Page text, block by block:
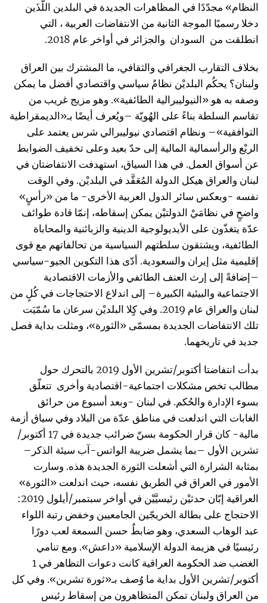
النظام» مجدّدًا في المظاهرات الجديدة في البلدين اللّذَين
دخلا رسميًا الموجة الثانية من الانتفاضات العربية ، التي
انطلقت من السودان والجزائر في أواخر عام 2018.
بخلاف التقارب الجغرافي والثقافي، ما المشترك بين العراق
ولبنان؟ يحكُم البلديْن نظامٌ سياسي واقتصادي أفضل ما يمكن
وصفه به هو «النيوليبرالية الطائفية». وهو مزيج غريب من
تقاسم السلطة بناءً على الهُويّة –ويُعرف أيضًا بـ«الديمقراطية
التوافقية»– ونظام اقتصادي نيوليبرالي شرس يعتمد على
الريْع والرأسمالية المالية إلى حدّ بعيد وعلى تخفيف الضوابط
عن أسواق العمل. في هذا السياق، استهدفت الانتفاضتان في
لبنان والعراق هيكل الدولة المُعَقَّد في البلديْن. وفي الوقت
نفسه -وبعكس سائر الدول العربية الأخرى- ما من «رأسٍ»
واضحٍ في نظامَيْ الدولتيْن يمكن إسقاطه، إنمّا قادة طوائف
عدّة يتغذّون على الأيديولوجية الدينية والزبائنية والمحاباة
الطائفية، ويشتقون سلطتهم السياسية من تحالفاتهم مع قوى
إقليمية مثل إيران والسعودية. أدّى هذا التكوين الجيو-سياسي
–إضافةً إلى إرث العنف الطائفي والأزمات الاقتصادية
الاجتماعية والبيئية الكبيرة– إلى اندلاع الاحتجاجات في كُلٍ من
لبنان والعراق عام 2019. وفي كٍلا البلديْن سرعان ما سُمّيَت
تلك الانتفاضات الجديدة بمسمّى «الثورة»، ومثلت بداية فصل
جديد في تاريخهما.
بدأت انتفاضتا أكتوبر/تشرين الأول 2019 بالتحرك حول
مطالب تخص مشكلات اجتماعية-اقتصادية وأخرى تتعلّق
بسوء الإدارة والحُكم. في لبنان -وبعد أسبوع من حرائق
الغابات التي اندلعت في مناطق عدّة من البلاد وفي سياق أزمة
مالية- كان قرار الحكومة بسنّ ضرائب جديدة في 17 أكتوبر/
تشرين الأول –بما يشمل ضريبة الواتس-آب سيئة الذكر–
بمثابة الشرارة التي أشعلت الثورة الجديدة هذه. وسارت
الأمور في العراق في الطريق نفسه، حيث اندلعت «الثورة»
العراقية إبّان حدثيْن رئيسيَّيْن في أواخر سبتمبر/أيلول 2019:
الاحتجاج على بطالة الخريجّين الجامعيين وخفض رتبة اللواء
عبد الوهاب السعدي، وهو ضابطٌ حسن السمعة لعب دورًا
رئيسيًا في هزيمة الدولة الإسلامية «داعش». ومع تنامي
الغضب ضد الحكومة العراقية كانت دعوات التظاهر في 1
أكتوبر/تشرين الأول بداية ما وُصف بـ«ثورة تشرين». وفي كل
من العراق ولبنان تمكن المتظاهرون من إسقاط رئيس